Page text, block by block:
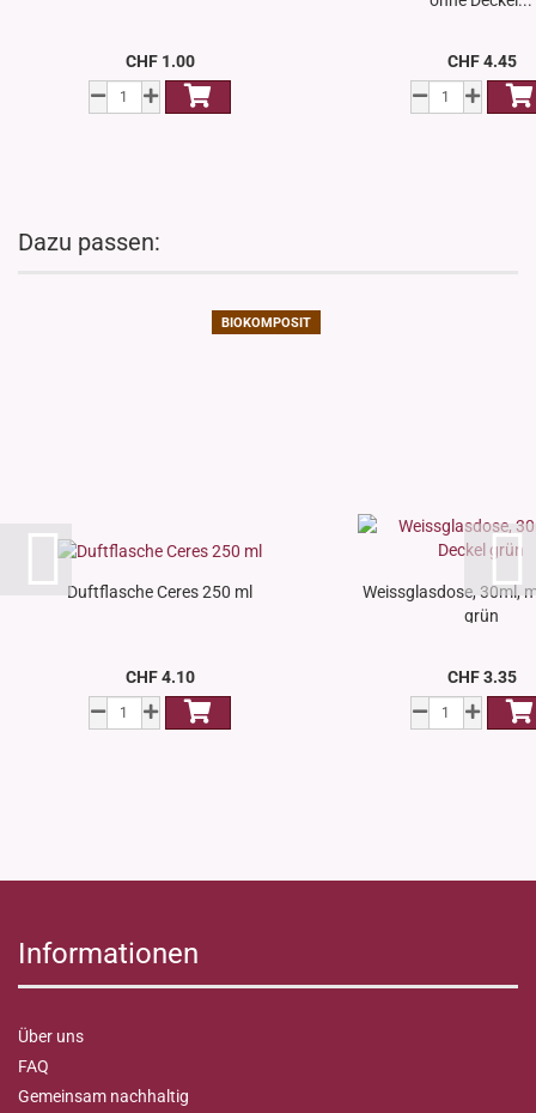
CHF 1.00 CHF 4.45
Dazu passen:
BIOKOMPOSIT
Duftflasche Ceres 250 ml
CHF 4.10
Weissglasdose, 30ml,
grün
CHF 3.35
Informationen
Über uns
FAQ
Gemeinsam nachhaltig